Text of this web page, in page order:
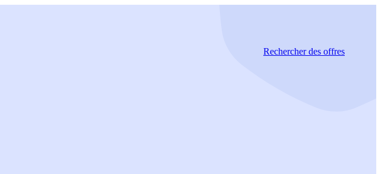
Rechercherdes offres